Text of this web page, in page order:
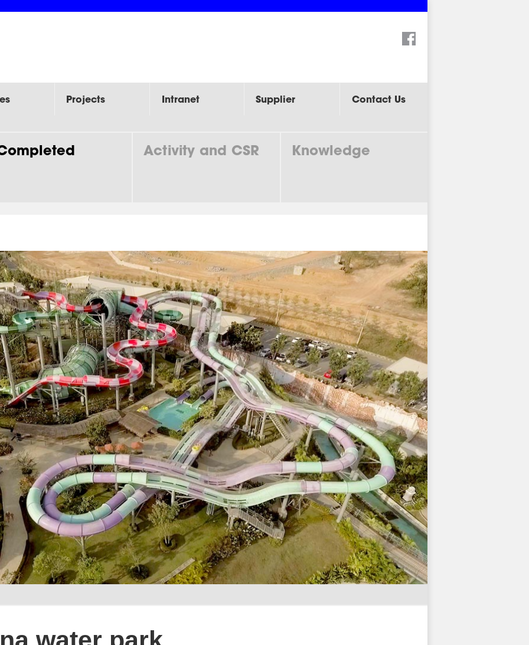
Search:
Projects Intranet Supplier Contact Us
Activity and CSR Knowledge